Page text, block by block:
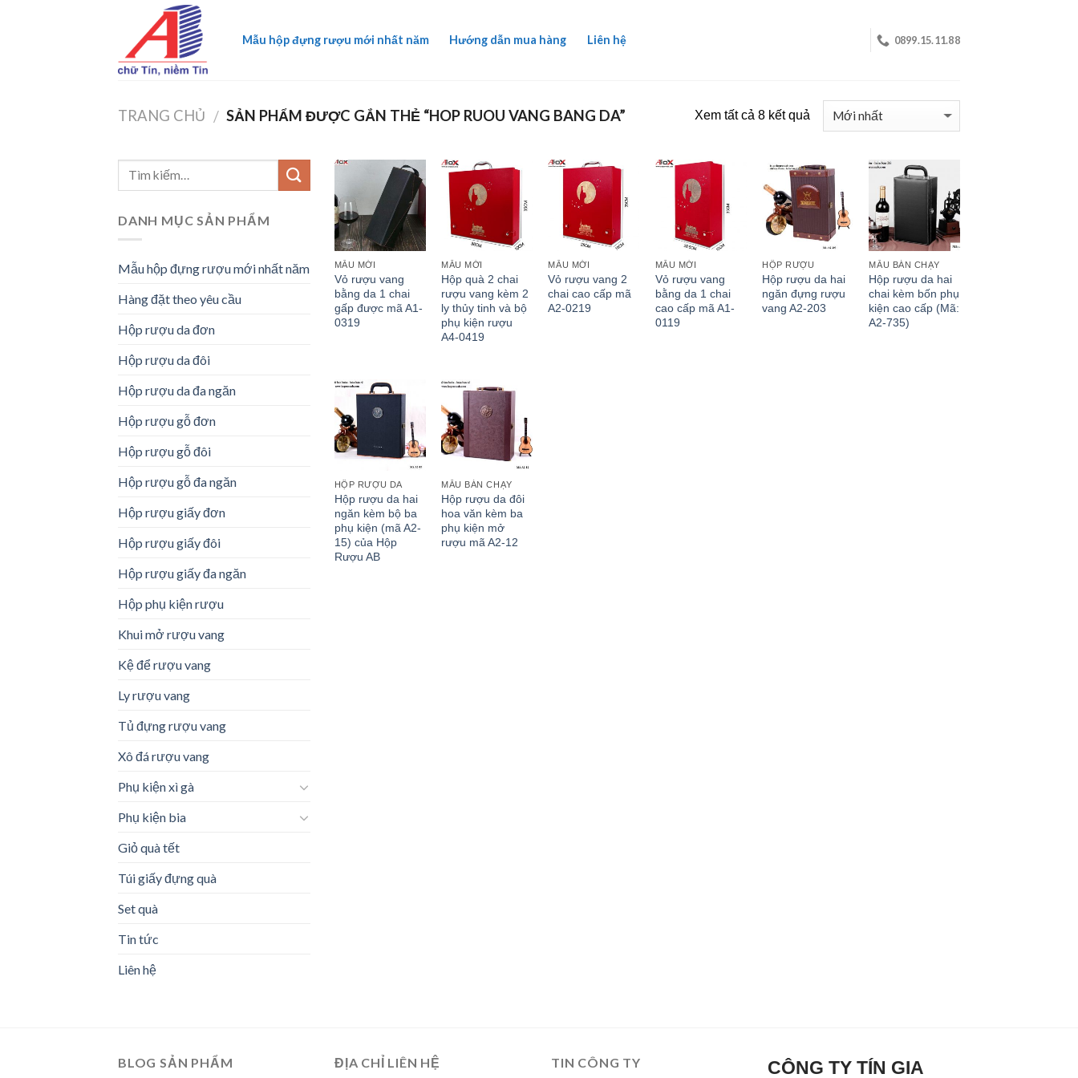
Mẫu hộp đựng rượu mới nhất năm Hướng dẫn mua hàng Liên hệ 0899.15.11.88
TRANG CHỦ / SẢN PHẨM ĐƯỢC GẮN THẺ “HOP RUOU VANG BANG DA” Xem tất cả 8 kết quả
DANH MỤC SẢN PHẨM
Mẫu hộp đựng rượu mới nhất năm
Hàng đặt theo yêu cầu
Hộp rượu da đơn
Hộp rượu da đôi
Hộp rượu da đa ngăn
Hộp rượu gỗ đơn
Hộp rượu gỗ đôi
Hộp rượu gỗ đa ngăn
Hộp rượu giấy đơn
Hộp rượu giấy đôi
Hộp rượu giấy đa ngăn
Hộp phụ kiện rượu
Khui mở rượu vang
Kệ để rượu vang
Ly rượu vang
Tủ đựng rượu vang
Xô đá rượu vang
Phụ kiện xì gà
Phụ kiện bia
Giỏ quà tết
Túi giấy đựng quà
Set quà
Tin tức
Liên hệ
MẪU MỚI
Vỏ rượu vang
bằng da 1 chai
gấp được mã A1-
0319
MẪU MỚI
Hộp quà 2 chai
rượu vang kèm 2
ly thủy tinh và bộ
phụ kiện rượu
A4-0419
MẪU MỚI
Vỏ rượu vang 2
chai cao cấp mã
A2-0219
MẪU MỚI
Vỏ rượu vang
bằng da 1 chai
cao cấp mã A1-
0119
HỘP RƯỢU
Hộp rượu da hai
ngăn đựng rượu
vang A2-203
MẪU BÁN CHẠY
Hộp rượu da hai
chai kèm bốn phụ
kiện cao cấp (Mã:
A2-735)
HỘP RƯỢU DA
Hộp rượu da hai
ngăn kèm bộ ba
phụ kiện (mã A2-
15) của Hộp
Rượu AB
MẪU BÁN CHẠY
Hộp rượu da đôi
hoa văn kèm ba
phụ kiện mở
rượu mã A2-12
BLOG SẢN PHẨM ĐỊA CHỈ LIÊN HỆ TIN CÔNG TY CÔNG TY TÍN GIA